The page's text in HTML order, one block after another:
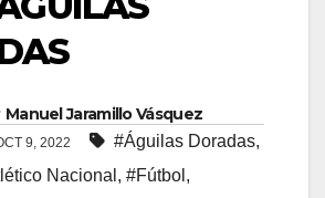
Manuel Jaramillo Vásquez
9, 2022 #Águilas Doradas,
Nacional , #Fútbol ,